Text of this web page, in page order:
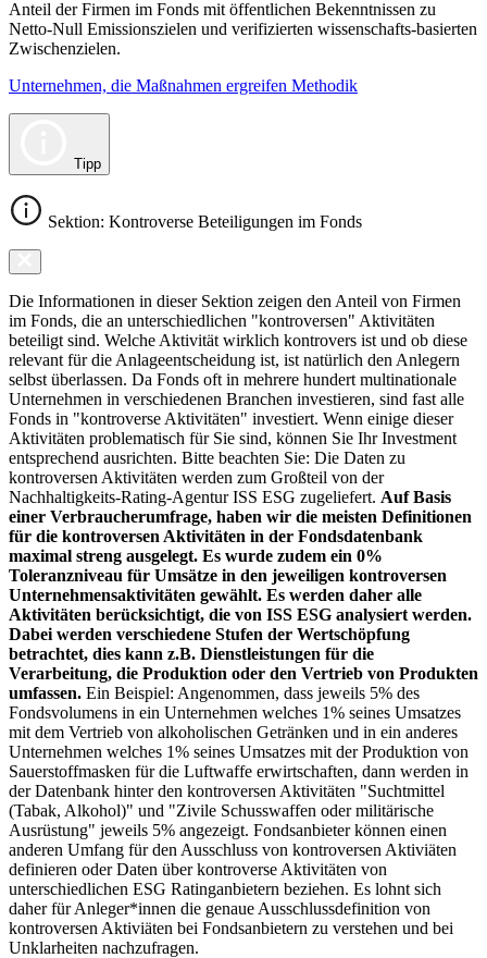
Anteil der Firmen im Fonds mit öffentlichen Bekenntnissen zu
Netto-Null Emissionszielen und verifizierten wissenschafts-basierten
Zwischenzielen.
Unternehmen, die Maßnahmen ergreifen Methodik
Tipp
Sektion: Kontroverse Beteiligungen im Fonds
Die Informationen in dieser Sektion zeigen den Anteil von Firmen
im Fonds, die an unterschiedlichen "kontroversen" Aktivitäten
beteiligt sind. Welche Aktivität wirklich kontrovers ist und ob diese
relevant für die Anlageentscheidung ist, ist natürlich den Anlegern
selbst überlassen. Da Fonds oft in mehrere hundert multinationale
Unternehmen in verschiedenen Branchen investieren, sind fast alle
Fonds in "kontroverse Aktivitäten" investiert. Wenn einige dieser
Aktivitäten problematisch für Sie sind, können Sie Ihr Investment
entsprechend ausrichten. Bitte beachten Sie: Die Daten zu
kontroversen Aktivitäten werden zum Großteil von der
Nachhaltigkeits-Rating-Agentur ISS ESG zugeliefert. Auf Basis
einer Verbraucherumfrage, haben wir die meisten Definitionen
für die kontroversen Aktivitäten in der Fondsdatenbank
maximal streng ausgelegt. Es wurde zudem ein 0%
Toleranzniveau für Umsätze in den jeweiligen kontroversen
Unternehmensaktivitäten gewählt. Es werden daher alle
Aktivitäten berücksichtigt, die von ISS ESG analysiert werden.
Dabei werden verschiedene Stufen der Wertschöpfung
betrachtet, dies kann z.B. Dienstleistungen für die
Verarbeitung, die Produktion oder den Vertrieb von Produkten
umfassen. Ein Beispiel: Angenommen, dass jeweils 5% des
Fondsvolumens in ein Unternehmen welches 1% seines Umsatzes
mit dem Vertrieb von alkoholischen Getränken und in ein anderes
Unternehmen welches 1% seines Umsatzes mit der Produktion von
Sauerstoffmasken für die Luftwaffe erwirtschaften, dann werden in
der Datenbank hinter den kontroversen Aktivitäten "Suchtmittel
(Tabak, Alkohol)" und "Zivile Schusswaffen oder militärische
Ausrüstung" jeweils 5% angezeigt. Fondsanbieter können einen
anderen Umfang für den Ausschluss von kontroversen Aktiviäten
definieren oder Daten über kontroverse Aktivitäten von
unterschiedlichen ESG Ratinganbietern beziehen. Es lohnt sich
daher für Anleger*innen die genaue Ausschlussdefinition von
kontroversen Aktiviäten bei Fondsanbietern zu verstehen und bei
Unklarheiten nachzufragen.